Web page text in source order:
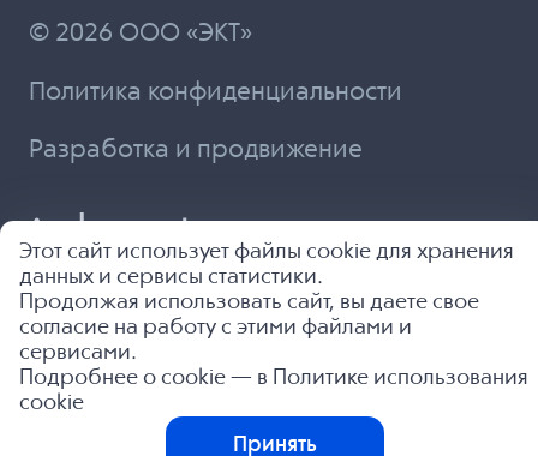
© 2026 ООО «ЭКТ»
Политика конфиденциальности
Разработка и продвижение
Этот сайт использует файлы cookie для хранения
данных и сервисы статистики.
Продолжая использовать сайт, вы даете свое
согласие на работу с этими файлами и
сервисами.
Подробнее о cookie — в
Политике использования
cookie
Принять